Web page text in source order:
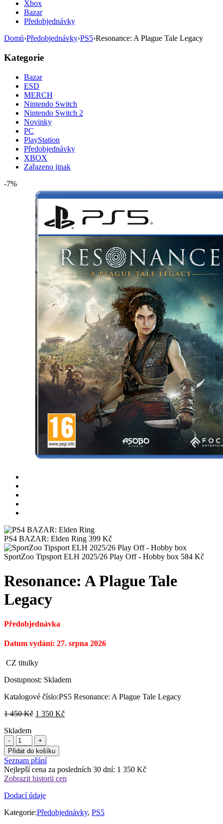
Xbox
Bazar
Předobjednávky
Domů›Předobjednávky›PS5›Resonance: A Plague Tale Legacy
Kategorie
Bazar
ESD
MERCH
Nintendo Switch
Nintendo Switch 2
Novinky
PC
PlayStation
Předobjednávky
XBOX
Zařazeno jinak
-7%
PS4 BAZAR: Elden Ring 399 Kč
SportZoo Tipsport ELH 2025/26 Play Off - Hobby box 584 Kč
Resonance: A Plague Tale
Legacy
Předobjednávka
Datum vydání: 27. srpna 2026
CZ titulky
Dostupnost: Skladem
Katalogové číslo:PS5 Resonance: A Plague Tale Legacy
1 450Kč Původní
1
450 Kč.
1 350 KčAktuální
Skladem
Přidat do košíku
Seznam přání
Nejlepší cena za posledních 30 dní: 1 350 Kč
Zobrazit historii cen
Dodací údaje
Kategorie:Předobjednávky, PS5